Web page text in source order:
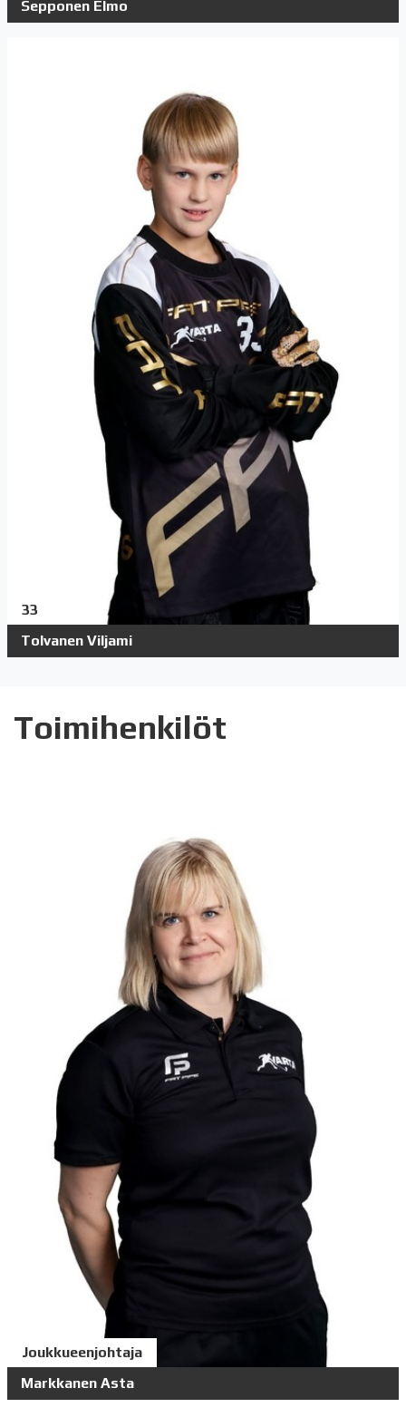
Sepponen Elmo
33
Tolvanen Viljami
Toimihenkilöt
Joukkueenjohtaja
Markkanen Asta